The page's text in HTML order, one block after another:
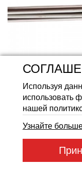
Артикул товара: 52070
Используя
использовать
нашей
Узнайте